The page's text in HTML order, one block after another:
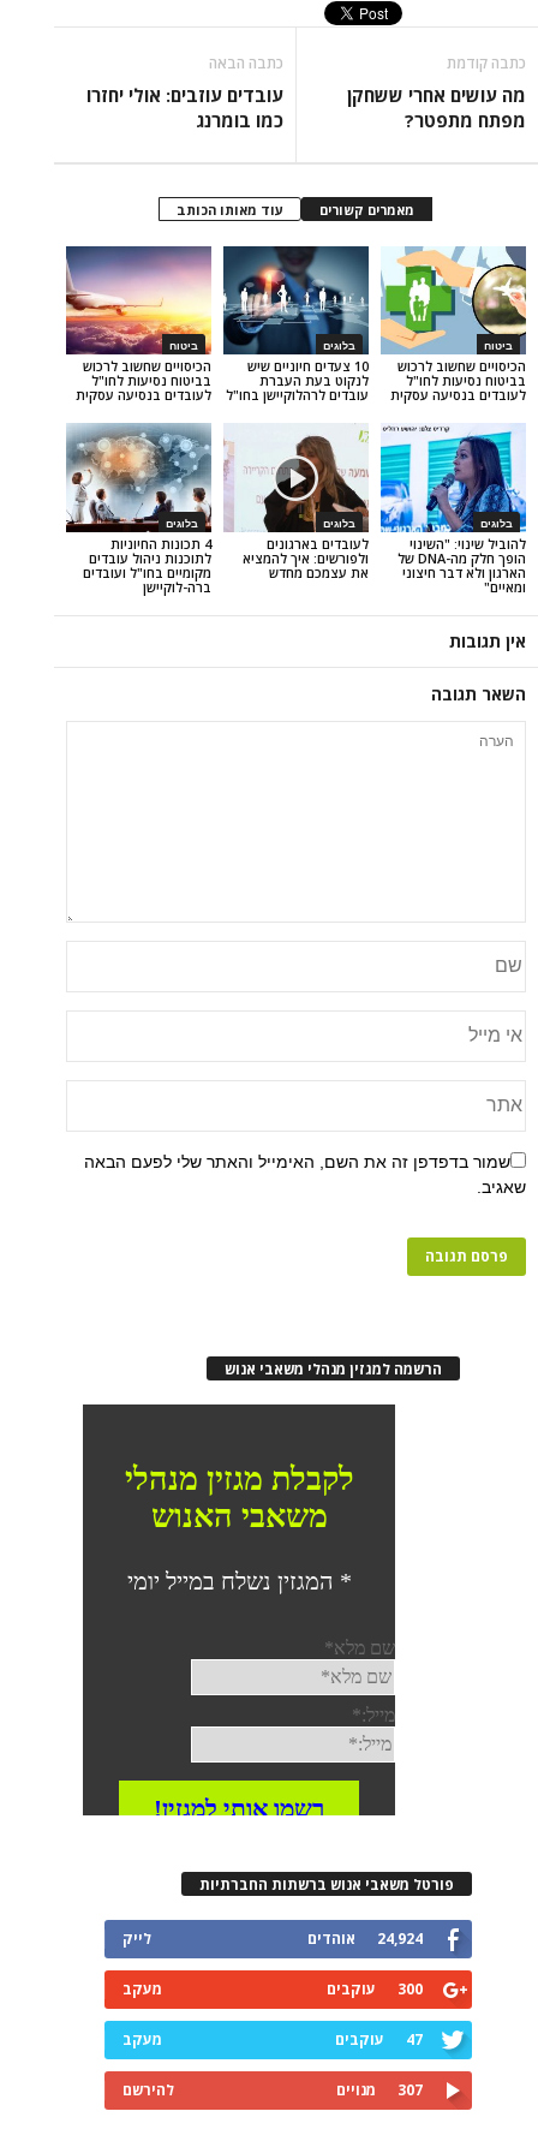
ששחקן
עובדים עוזבים: אולי יחזרו
עוד מאותו הכותב
הכיסויים שחשוב לרכוש
בביטוח נסיעות לחו"ל
לעובדים בנסיעה עסקית
בלוגים
10 צעדים חיוניים שיש
לנקוט בעת העברת
עובדים לרהלוקיישן בחו"ל
לרכוש
לחו"ל
עסקית
בלוגים
4 תכונות החיוניות
לתוכנות ניהול עובדים
מקומיים בחו"ל ועובדים
בלוגים
לעובדים בארגונים
ולפורשים: איך להמציא
את עצמכם מחדש
הופך חלק מה-DNA של
זה את השם, האימייל והאתר שלי לפעם הבאה
הרשמה למגזין מנהלי משאבי אנוש
משאבי אנוש ברשתות החברתיות
אוהדים
עוקבים
עוקבים
מנויים